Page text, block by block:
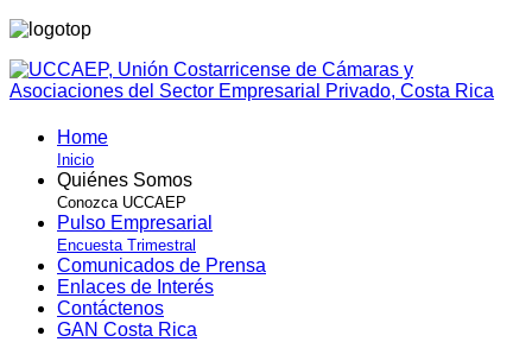
Home
Inicio
Quiénes Somos
Conozca UCCAEP
Pulso Empresarial
Encuesta Trimestral
Comunicados de Prensa
Enlaces de Interés
Contáctenos
GAN Costa Rica